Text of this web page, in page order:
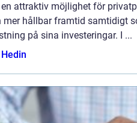
attraktiv möjlighet för
mer hållbar framtid samtidigt
på sina investeringar. I ...